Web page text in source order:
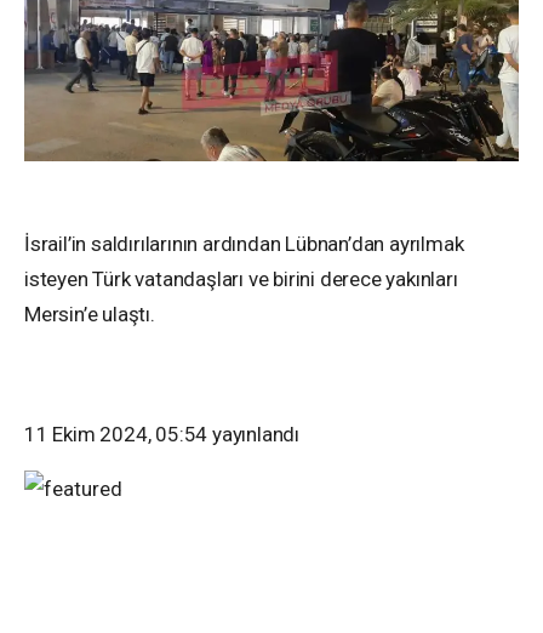
İsrail’in saldırılarının ardından Lübnan’dan ayrılmak
isteyen Türk vatandaşları ve birini derece yakınları
Mersin’e ulaştı.
11 Ekim 2024, 05:54 yayınlandı